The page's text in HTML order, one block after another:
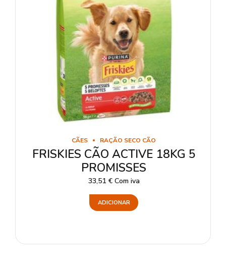
CÃES RAÇÃO SECO CÃO
FRISKIES CÃO ACTIVE 18KG 5
PROMISSES
33,51 € Com iva
ADICIONAR